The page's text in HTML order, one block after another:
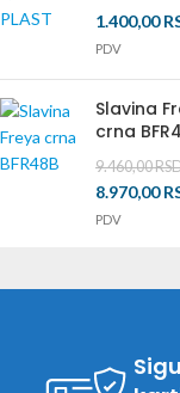
1.400,00
PDV
Slavina
crna
9.460,00
8.970,00
PDV